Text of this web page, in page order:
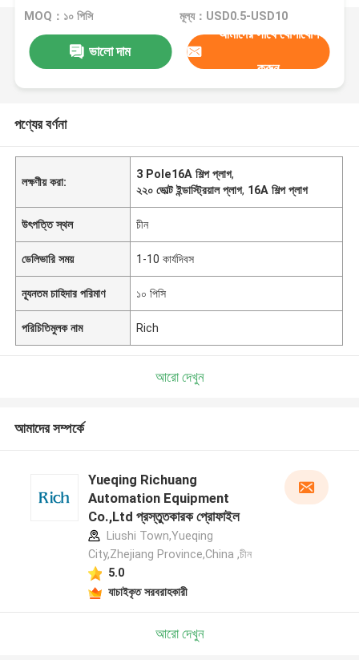
MOQ：১০ পিসি মূল্য：USD0.5-USD10
ভালো দাম
আমাদের সাথে যোগাযোগ
করুন
পণ্যের বর্ণনা
লক্ষণীয় করা:
3 Pole16A শিল্প প্লাগ,
২২০ ভোল্ট ইন্ডাস্ট্রিয়াল প্লাগ, 16A শিল্প প্লাগ
উৎপত্তি স্থল চীন
ডেলিভারি সময় 1-10 কার্যদিবস
ন্যূনতম চাহিদার পরিমাণ ১০ পিসি
পরিচিতিমুলক নাম Rich
আরো দেখুন
আমাদের সম্পর্কে
Yueqing Richuang
Automation Equipment
Co.,Ltd প্রস্তুতকারক প্রোফাইল
Liushi Town,Yueqing
City,Zhejiang Province,China ,চীন
5.0
যাচাইকৃত সরবরাহকারী
আরো দেখুন